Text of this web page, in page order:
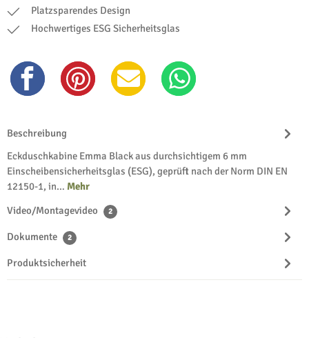
Platzsparendes Design
Hochwertiges ESG Sicherheitsglas
Beschreibung
Eckduschkabine Emma Black aus durchsichtigem 6 mm
Einscheibensicherheitsglas (ESG), geprüft nach der Norm DIN EN
12150-1, in… Mehr
Video/Montagevideo
2
Dokumente 2
Produktsicherheit